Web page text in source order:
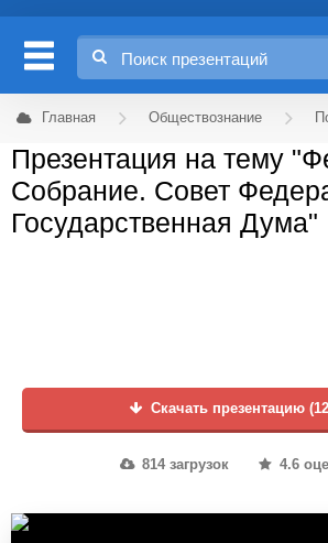
Главная Обществознание
Презентация на тему
Собрание. Совет
Государственная Дума"
Скачать презентацию
814 загрузок 4.6